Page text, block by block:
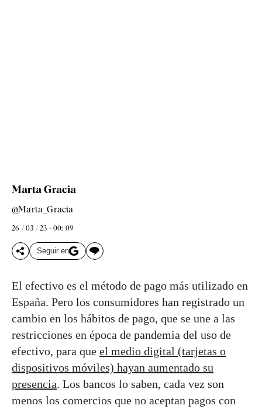
Marta Gracia
@Marta_Gracia
26 / 03 / 23 - 00: 09
Seguir en
El efectivo es el método de pago más utilizado en
España. Pero los consumidores han registrado un
cambio en los hábitos de pago, que se une a las
restricciones en época de pandemia del uso de
efectivo, para que el medio digital (tarjetas o
dispositivos móviles) hayan aumentado su
presencia. Los bancos lo saben, cada vez son
menos los comercios que no aceptan pagos con